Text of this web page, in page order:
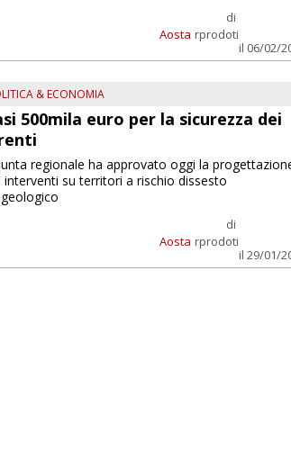
Aosta
di
rprodoti
il 06/02/
& ECONOMIA
500mila euro per la sicurezza dei
Aosta
di
rprodoti
il 29/01/
regionale ha approvato oggi la
interventi su territori a rischio dissesto